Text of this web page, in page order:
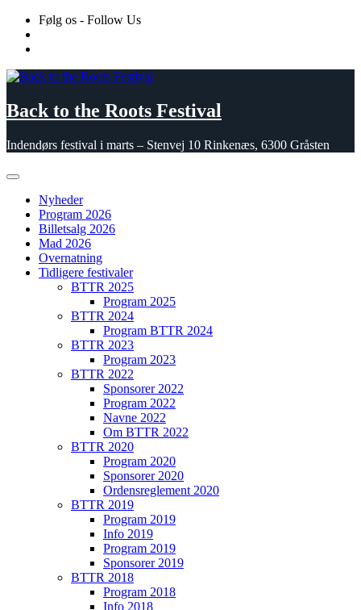
Skip
content
Følg os - Follow Us
Back to the Roots Festival
Indendørs festival i marts – Stenvej 10 Rinkenæs, 6300 Gråsten
Nyheder
Program 2026
Billetsalg 2026
Mad 2026
Overnatning
Tidligere festivaler
BTTR 2025
Program 2025
BTTR 2024
Program BTTR 2024
BTTR 2023
Program 2023
BTTR 2022
Sponsorer 2022
Program 2022
Navne 2022
Om BTTR 2022
BTTR 2020
Program 2020
Sponsorer 2020
Ordensreglement 2020
BTTR 2019
Program 2019
Info 2019
Program 2019
Sponsorer 2019
BTTR 2018
Program 2018
Info 2018